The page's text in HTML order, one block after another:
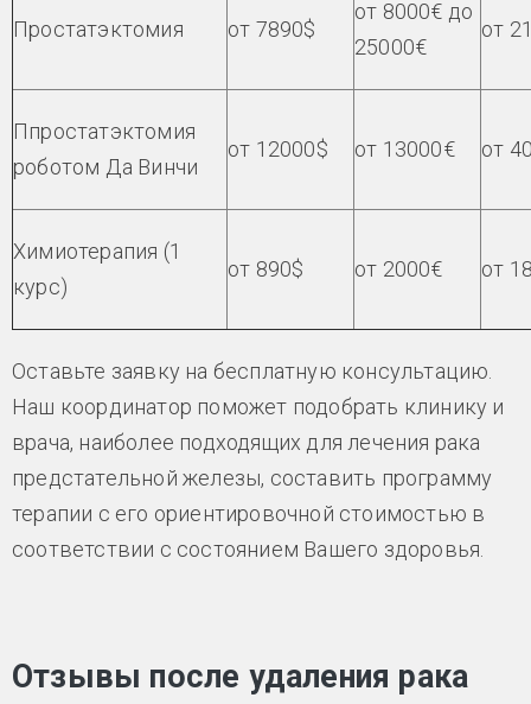
Простатэктомия от 7890$
от 8000€ до
25000€
от
Ппростатэктомия
роботом Да Винчи
от 12000$ от 13000€ от
Химиотерапия (1
курс)
от 890$ от 2000€ от
Оставьте заявку на бесплатную консультацию.
Наш координатор поможет подобрать клинику и
врача, наиболее подходящих для лечения рака
предстательной железы, составить программу
терапии с его ориентировочной стоимостью в
соответствии с состоянием Вашего здоровья.
Отзывы после удаления рака